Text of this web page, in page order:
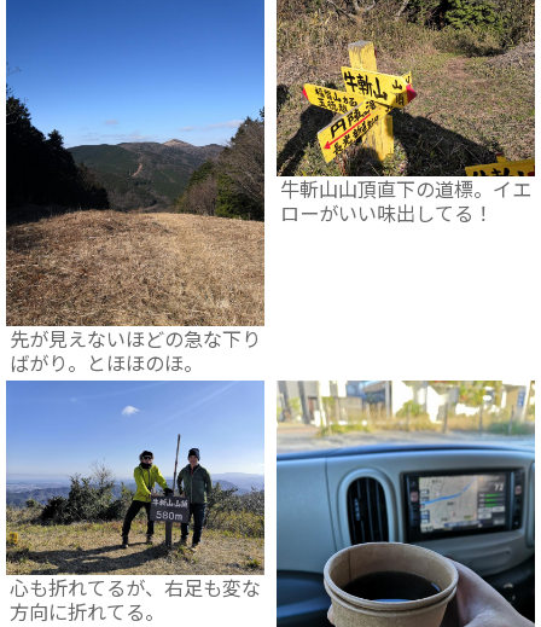
先が見えないほどの急な下り
ばがり。とほほのほ。
牛斬山山頂直下の道標。イエ
ローがいい味出してる！
心も折れてるが、右足も変な
方向に折れてる。